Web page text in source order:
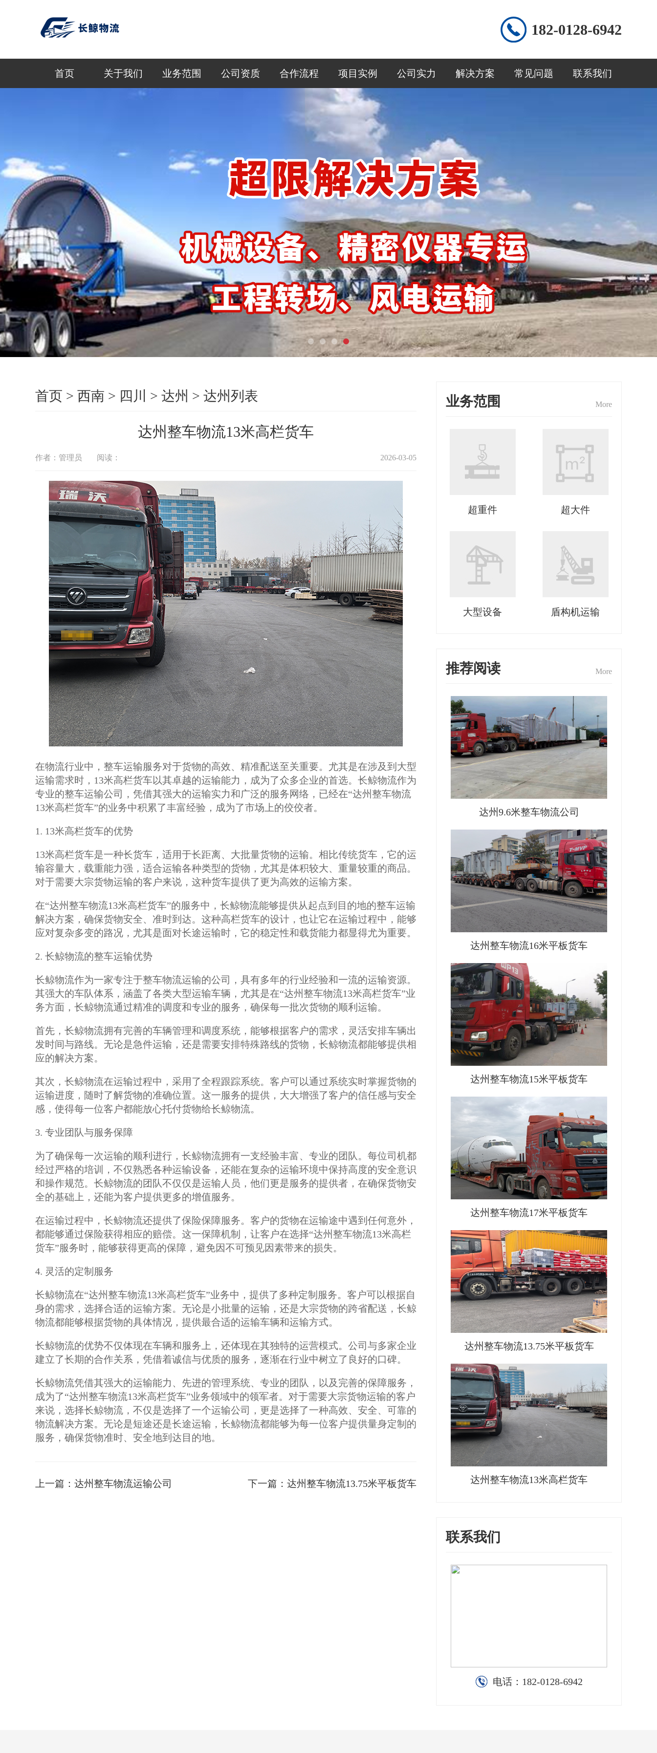
182-0128-6942
首页 关于我们 业务范围 公司资质 合作流程 项目实例 公司实力 解决方案 常见问题 联系我们
首页 > 西南 > 四川 > 达州 > 达州列表
达州整车物流13米高栏货车
作者：管理员 阅读： 2026-03-05
在物流行业中，整车运输服务对于货物的高效、精准配送至关重要。尤其是在涉及到大型
运输需求时，13米高栏货车以其卓越的运输能力，成为了众多企业的首选。长鲸物流作为
专业的整车运输公司，凭借其强大的运输实力和广泛的服务网络，已经在“达州整车物流
13米高栏货车”的业务中积累了丰富经验，成为了市场上的佼佼者。
1. 13米高栏货车的优势
13米高栏货车是一种长货车，适用于长距离、大批量货物的运输。相比传统货车，它的运
输容量大，载重能力强，适合运输各种类型的货物，尤其是体积较大、重量较重的商品。
对于需要大宗货物运输的客户来说，这种货车提供了更为高效的运输方案。
在“达州整车物流13米高栏货车”的服务中，长鲸物流能够提供从起点到目的地的整车运输
解决方案，确保货物安全、准时到达。这种高栏货车的设计，也让它在运输过程中，能够
应对复杂多变的路况，尤其是面对长途运输时，它的稳定性和载货能力都显得尤为重要。
2. 长鲸物流的整车运输优势
长鲸物流作为一家专注于整车物流运输的公司，具有多年的行业经验和一流的运输资源。
其强大的车队体系，涵盖了各类大型运输车辆，尤其是在“达州整车物流13米高栏货车”业
务方面，长鲸物流通过精准的调度和专业的服务，确保每一批次货物的顺利运输。
首先，长鲸物流拥有完善的车辆管理和调度系统，能够根据客户的需求，灵活安排车辆出
发时间与路线。无论是急件运输，还是需要安排特殊路线的货物，长鲸物流都能够提供相
应的解决方案。
其次，长鲸物流在运输过程中，采用了全程跟踪系统。客户可以通过系统实时掌握货物的
运输进度，随时了解货物的准确位置。这一服务的提供，大大增强了客户的信任感与安全
感，使得每一位客户都能放心托付货物给长鲸物流。
3. 专业团队与服务保障
为了确保每一次运输的顺利进行，长鲸物流拥有一支经验丰富、专业的团队。每位司机都
经过严格的培训，不仅熟悉各种运输设备，还能在复杂的运输环境中保持高度的安全意识
和操作规范。长鲸物流的团队不仅仅是运输人员，他们更是服务的提供者，在确保货物安
全的基础上，还能为客户提供更多的增值服务。
在运输过程中，长鲸物流还提供了保险保障服务。客户的货物在运输途中遇到任何意外，
都能够通过保险获得相应的赔偿。这一保障机制，让客户在选择“达州整车物流13米高栏
货车”服务时，能够获得更高的保障，避免因不可预见因素带来的损失。
4. 灵活的定制服务
长鲸物流在“达州整车物流13米高栏货车”业务中，提供了多种定制服务。客户可以根据自
身的需求，选择合适的运输方案。无论是小批量的运输，还是大宗货物的跨省配送，长鲸
物流都能够根据货物的具体情况，提供最合适的运输车辆和运输方式。
长鲸物流的优势不仅体现在车辆和服务上，还体现在其独特的运营模式。公司与多家企业
建立了长期的合作关系，凭借着诚信与优质的服务，逐渐在行业中树立了良好的口碑。
长鲸物流凭借其强大的运输能力、先进的管理系统、专业的团队，以及完善的保障服务，
成为了“达州整车物流13米高栏货车”业务领域中的领军者。对于需要大宗货物运输的客户
来说，选择长鲸物流，不仅是选择了一个运输公司，更是选择了一种高效、安全、可靠的
物流解决方案。无论是短途还是长途运输，长鲸物流都能够为每一位客户提供量身定制的
服务，确保货物准时、安全地到达目的地。
上一篇： 达州整车物流运输公司 下一篇： 达州整车物流13.75米平板货车
业务范围 More
超重件 超大件
大型设备 盾构机运输
推荐阅读 More
达州9.6米整车物流公司
达州整车物流16米平板货车
达州整车物流15米平板货车
达州整车物流17米平板货车
达州整车物流13.75米平板货车
达州整车物流13米高栏货车
联系我们
电话： 182-0128-6942